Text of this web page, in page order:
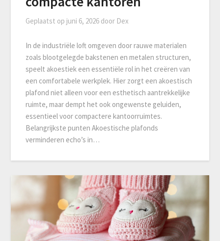
Geplaatst op juni 6, 2026 door Dex
In de industriële loft omgeven door rauwe materialen
zoals blootgelegde bakstenen en metalen structuren,
speelt akoestiek een essentiële rol in het creëren van
een comfortabele werkplek. Hier zorgt een akoestisch
plafond niet alleen voor een esthetisch aantrekkelijke
ruimte, maar dempt het ook ongewenste geluiden,
essentieel voor compactere kantoorruimtes.
Belangrijkste punten Akoestische plafonds
verminderen echo’s in…